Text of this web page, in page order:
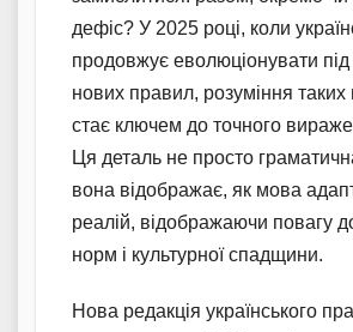
дефіс? У 2025 році, коли
продовжує еволюціонувати
нових правил, розуміння таких
стає ключем до точного
Ця деталь не просто
вона відображає, як мова
реалій, відображаючи повагу
норм і культурної спадщини.
Нова редакція українського